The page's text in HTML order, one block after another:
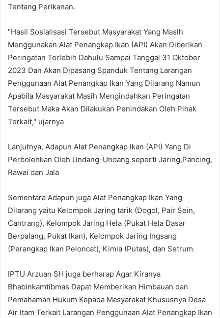
Tentang Perikanan.
"Hasil Sosialisasi Tersebut Masyarakat Yang Masih
Menggunakan Alat Penangkap Ikan (API) Akan Diberikan
Peringatan Terlebih Dahulu Sampai Tanggal 31 Oktober
2023 Dan Akan Dipasang Spanduk Tentang Larangan
Penggunaan Alat Penangkap Ikan Yang Dilarang Namun
Apabila Masyarakat Masih Mengindahkan Peringatan
Tersebut Maka Akan Dilakukan Penindakan Oleh Pihak
Terkait," ujarnya
Lanjutnya, Adapun Alat Penangkap Ikan (API) Yang Di
Perbolehkan Oleh Undang-Undang seperti Jaring,Pancing,
Rawai dan Jala
Sementara Adapun juga Alat Penangkap Ikan Yang
Dilarang yaitu Kelompok Jaring tarik (Dogol, Pair Sein,
Cantrang), Kelompok Jaring Hela (Pukat Hela Dasar
Berpalang, Pukat Ikan), Kelompok Jaring Ingsang
(Perangkap Ikan Peloncat), Kimia (Putas), dan Setrum.
IPTU Arzuan SH juga berharap Agar Kiranya
Bhabinkamtibmas Dapat Memberikan Himbauan dan
Pemahaman Hukum Kepada Masyarakat Khususnya Desa
Air Itam Terkait Larangan Penggunaan Alat Penangkap Ikan